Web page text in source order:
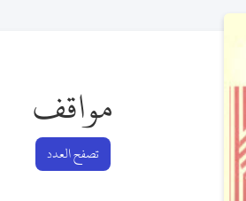
مواقف
تصفح العدد